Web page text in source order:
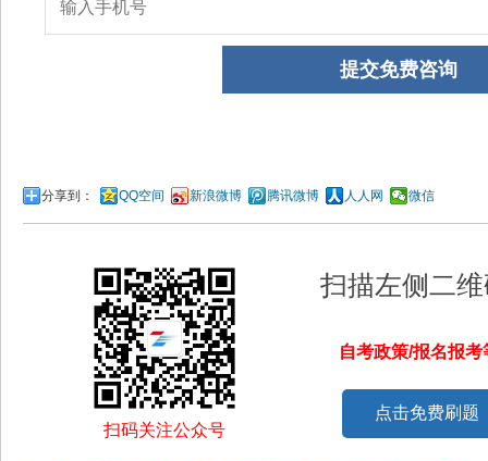
分享到： QQ空间 新浪微博 腾讯微博 人人网 微信
扫码关注公众号
扫描左侧二
自考政策/报名报
点击免费刷题